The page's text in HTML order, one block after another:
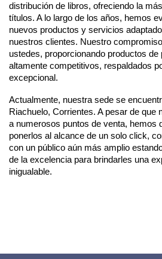
distribución de libros, ofreciendo la
títulos. A lo largo de los años, hemos
nuevos productos y servicios
nuestros clientes. Nuestro
ustedes, proporcionando productos
altamente competitivos, respaldados
excepcional.
Actualmente, nuestra sede se
Riachuelo, Corrientes. A pesar de que
a numerosos puntos de venta, hemos
ponerlos al alcance de un solo click,
con un público aún más amplio
de la excelencia para brindarles una
inigualable.